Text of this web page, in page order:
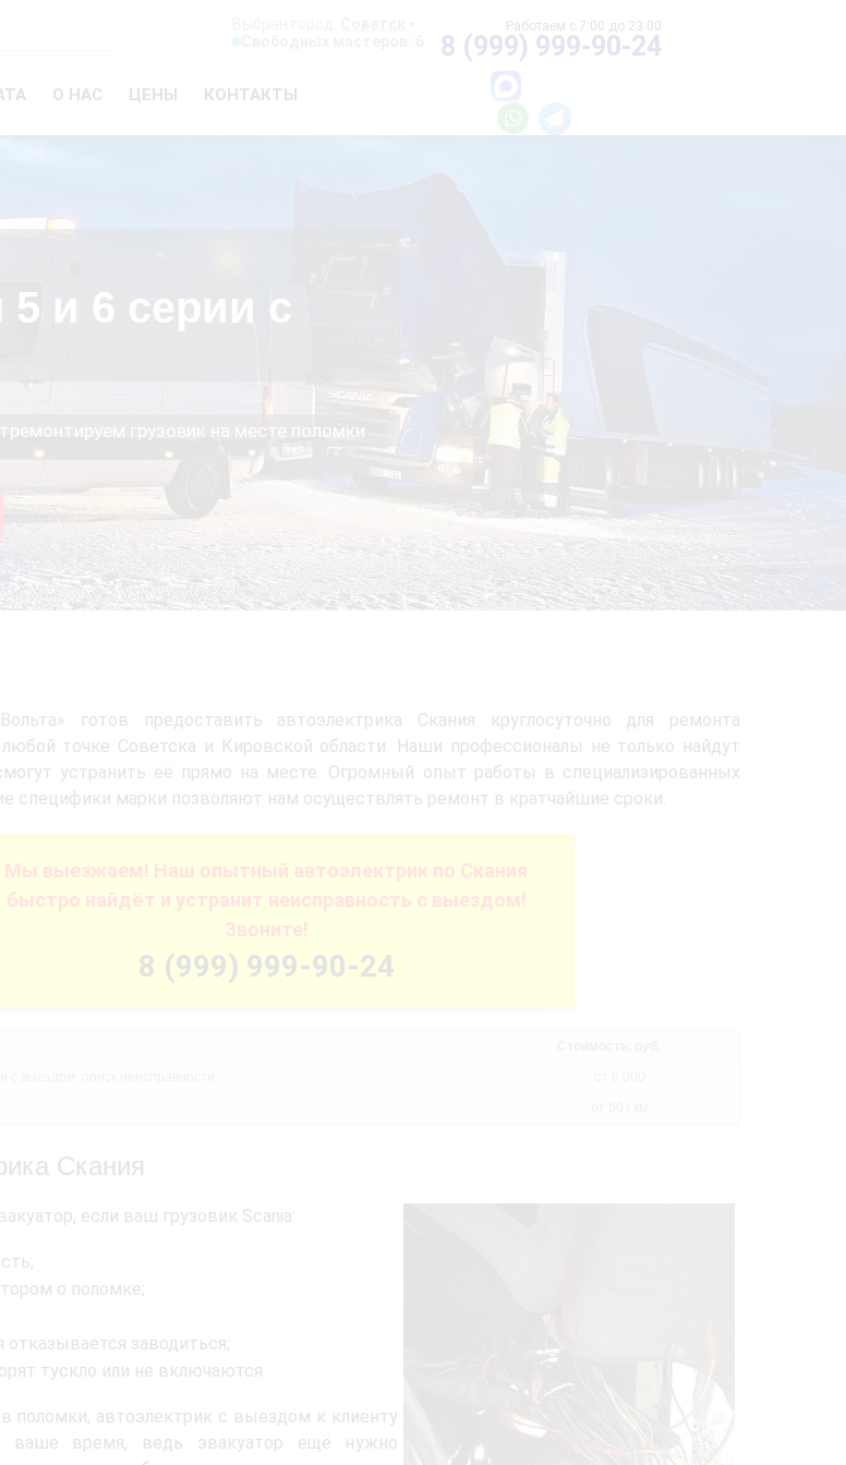
О НАС ЦЕНЫ КОНТАКТЫ
8 (999) 999-90-24
5 и 6 серии с
грузовик на месте поломки
готов предоставить автоэлектрика Скания круглосуточно для ремонта
точке Советска и Кировской области. Наши профессионалы не только найдут
устранить её прямо на месте. Огромный опыт работы в специализированных
специфики марки позволяют нам осуществлять ремонт в кратчайшие сроки.
Мы выезжаем! Наш опытный автоэлектрик по Скания
быстро найдёт и устранит неисправность с выездом!
Звоните!
8 (999) 999-90-24
Скания
если ваш грузовик Scania:
о поломке;
отказывается заводиться;
тускло или не включаются.
поломки, автоэлектрик с выездом к клиенту
ваше время, ведь эвакуатор ещё нужно